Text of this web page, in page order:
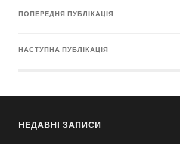
ПОПЕРЕДНЯ ПУБЛІКАЦІЯ
НАСТУПНА ПУБЛІКАЦІЯ
НЕДАВНІ ЗАПИСИ